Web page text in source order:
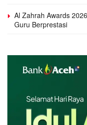
Al Zahrah Awards
Guru Berprestasi